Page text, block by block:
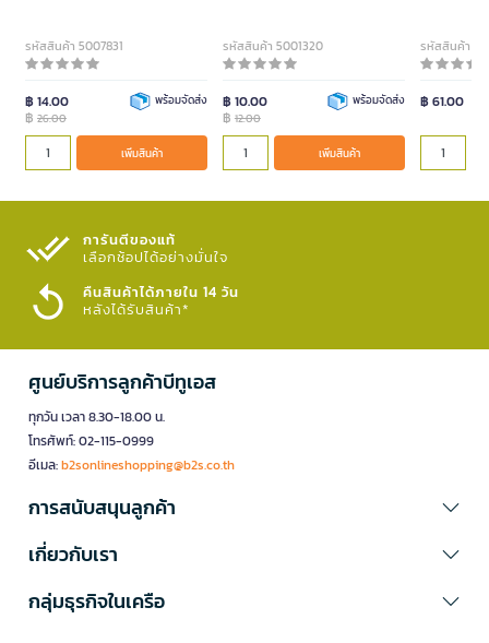
รหัสสินค้า 5007831
฿ 14.00
฿ 26.00
พร้อมจัดส่ง
เพิ่มสินค้า
รหัสสินค้า 5001320
฿ 10.00
฿ 12.00
พร้อมจัดส่ง
เพิ่มสินค้า
รหัสสินค้า
฿ 61.00
การันตีของแท้
เลือกช้อปได้อย่างมั่นใจ​
คืนสินค้าได้ภายใน 14 วัน
หลังได้รับสินค้า*
ศูนย์บริการลูกค้าบีทูเอส
ทุกวัน เวลา 8.30-18.00 น.
โทรศัพท์: 02-115-0999
อีเมล:b2sonlineshopping@b2s.co.th
การสนับสนุนลูกค้า
เกี่ยวกับเรา
กลุ่มธุรกิจในเครือ